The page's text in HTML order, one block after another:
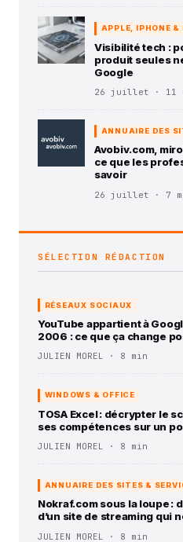
APPLE, IPHONE &
Visibilité tech :
produit seules
Google
26 juillet · 11
ANNUAIRE DES
Avobiv.com,
ce que les
savoir
26 juillet · 7
SÉLECTION RÉDACTION
RÉSEAUX SOCIAUX
YouTube appartient à
2006 : ce que ça change
JULIEN MOREL · 8 min
WINDOWS & OFFICE
TOSA Excel : décrypter le
ses compétences sur un
JULIEN MOREL · 8 min
ANNUAIRE DES SITES &
Nokraf.com sous la loupe :
d’un site de streaming qui
JULIEN MOREL · 8 min